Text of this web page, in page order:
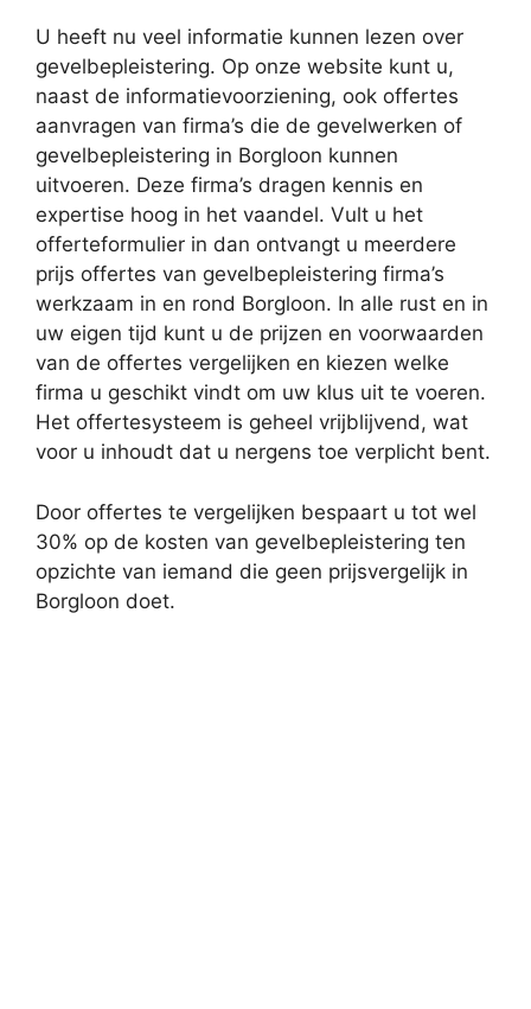
U heeft nu veel informatie kunnen lezen over
gevelbepleistering. Op onze website kunt u,
naast de informatievoorziening, ook offertes
aanvragen van firma’s die de gevelwerken of
gevelbepleistering in Borgloon kunnen
uitvoeren. Deze firma’s dragen kennis en
expertise hoog in het vaandel. Vult u het
offerteformulier in dan ontvangt u meerdere
prijs offertes van gevelbepleistering firma’s
werkzaam in en rond Borgloon. In alle rust en in
uw eigen tijd kunt u de prijzen en voorwaarden
van de offertes vergelijken en kiezen welke
firma u geschikt vindt om uw klus uit te voeren.
Het offertesysteem is geheel vrijblijvend, wat
voor u inhoudt dat u nergens toe verplicht bent.
Door offertes te vergelijken bespaart u tot wel
30% op de kosten van gevelbepleistering ten
opzichte van iemand die geen prijsvergelijk in
Borgloon doet.